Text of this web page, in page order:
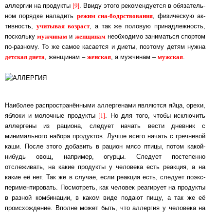
аллергии на продукты [9] . Ввиду этого ре­ко­мен­ду­ет­ся в обя­за­тель­
ном порядке наладить режим сна-бодр­ст­во­ва­ния, фи­зи­чес­кую ак­
тив­ность, учитывая возраст, а так же половую принадлежность,
по­сколь­кумуж­чи­нам и женщинамнеобходимо заниматься спортом
по-разному. То же самое ка­са­ет­ся и дие­ты, по­это­му детям нужна
детская диета , женщинам – женс­кая , а муж­чи­нам – мужская
Наиболее распространёнными аллергенами являются яйца, орехи,
яблоки и молочные про­дук­ты [1]. Но для того, чтобы исключить
аллергены из рациона, следует начать вести днев­ник с
минимального набора продуктов. Лучше всего начать с гречневой
каши. Пос­ле это­го добавить в рацион мясо птицы, потом какой-
нибудь овощ, например, огур­цы. Следует постепенно
отслеживать, на какие продукты у человека есть реакция, а на
какие её нет. Так же в случае, если реакция есть, следует по­экс­
пе­ри­мен­ти­ро­вать. По­смот­реть, как че­ло­век реагирует на продукты
в разной комбинации, в каком виде по­да­ют пи­щу, а так же её
происхождение. Вполне может быть, что аллергия у человека на